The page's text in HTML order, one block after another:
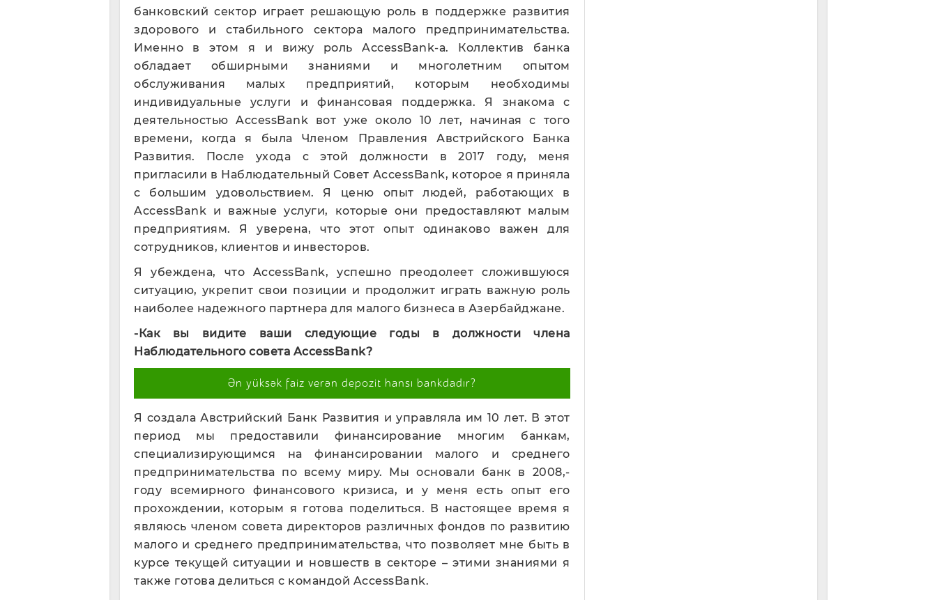
банковский сектор играет решающую роль в поддержке развития
здорового и стабильного сектора малого предпринимательства.
Именно в этом я и вижу роль AccessBank-а. Коллектив банка
обладает обширными знаниями и многолетним опытом
обслуживания малых предприятий, которым необходимы
индивидуальные услуги и финансовая поддержка. Я знакома с
деятельностью AccessBank вот уже около 10 лет, начиная с того
времени, когда я была Членом Правления Австрийского Банка
Развития. После ухода с этой должности в 2017 году, меня
пригласили в Наблюдательный Совет AccessBank, которое я приняла
с большим удовольствием. Я ценю опыт людей, работающих в
AccessBank и важные услуги, которые они предоставляют малым
предприятиям. Я уверена, что этот опыт одинаково важен для
сотрудников, клиентов и инвесторов.
Я убеждена, что AccessBank, успешно преодолеет сложившуюся
ситуацию, укрепит свои позиции и продолжит играть важную роль
наиболее надежного партнера для малого бизнеса в Азербайджане.
-Как вы видите ваши следующие годы в должности члена
Наблюдательного совета AccessBank?
Ən yüksək faiz verən depozit hansı bankdadır?
Я создала Австрийский Банк Развития и управляла им 10 лет. В этот
период мы предоставили финансирование многим банкам,
специализирующимся на финансировании малого и среднего
предпринимательства по всему миру. Мы основали банк в 2008,-
году всемирного финансового кризиса, и у меня есть опыт его
прохождении, которым я готова поделиться. В настоящее время я
являюсь членом совета директоров различных фондов по развитию
малого и среднего предпринимательства, что позволяет мне быть в
курсе текущей ситуации и новшеств в секторе – этими знаниями я
также готова делиться с командой AccessBank.